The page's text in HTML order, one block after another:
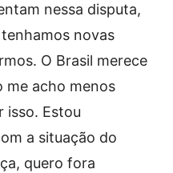
nessa disputa,
novas
O Brasil merece
me acho menos
isso. Estou
a situação do
quero fora